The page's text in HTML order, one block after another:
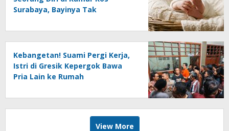
Surabaya, Bayinya Tak
Kebangetan! Suami Pergi Kerja,
Istri di Gresik Kepergok Bawa
Pria Lain ke Rumah
View More